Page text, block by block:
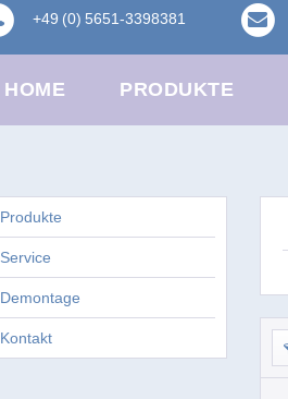
+49 (0) 5651-3398381
HOME PRODUKTE
Produkte
Service
Demontage
Kontakt